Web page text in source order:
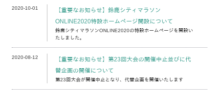
2020-10-01
【重要なお知らせ】鈴鹿シティマラソン
ONLINE2020特設ホームページ開設について
鈴鹿シティマラソンONLINE2020の特設ホームページを開設い
たしました。
2020-08-12
【重要なお知らせ】第23回大会の開催中止並びに代
替企画の開催について
第23回大会が開催中止となり、代替企画を開催いたします